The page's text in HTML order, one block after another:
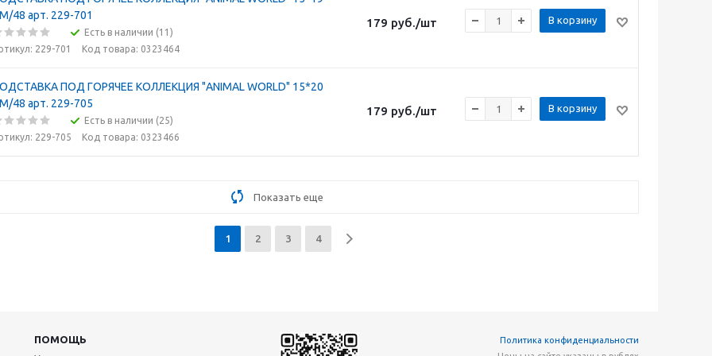
48 арт. 229-701
Есть в наличии (11)
229-701
Код товара: 0323464
179 руб./шт В корзину
ПОД ГОРЯЧЕЕ КОЛЛЕКЦИЯ "ANIMAL WORLD" 15*20
48 арт. 229-705
Есть в наличии (25)
229-705
Код товара: 0323466
179 руб./шт В корзину
Показать еще
1 2 3 4
ПОМОЩЬ
Политика конфиденциальности